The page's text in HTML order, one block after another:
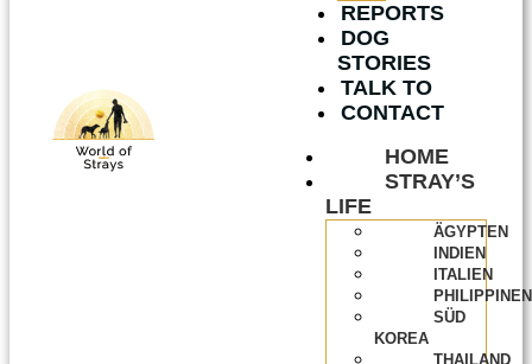
REPORTS
DOG
STORIES
TALK TO
CONTACT
HOME
STRAY’S
LIFE
ÄGYPTEN
INDIEN
ITALIEN
PHILIPPINEN
SÜD
KOREA
THAILAND